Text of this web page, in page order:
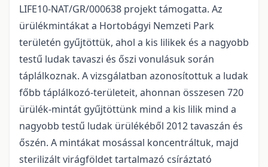
LIFE10-NAT/GR/000638 projekt támogatta. Az
ürülékmintákat a Hortobágyi Nemzeti Park
területén gyűjtöttük, ahol a kis lilikek és a nagyobb
testű ludak tavaszi és őszi vonulásuk során
táplálkoznak. A vizsgálatban azonosítottuk a ludak
főbb táplálkozó-területeit, ahonnan összesen 720
ürülék-mintát gyűjtöttünk mind a kis lilik mind a
nagyobb testű ludak ürülékéből 2012 tavaszán és
őszén. A mintákat mosással koncentráltuk, majd
sterilizált virágföldet tartalmazó csíráztató